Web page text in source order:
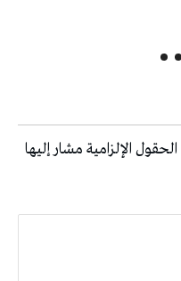
الحقول الإلزامية مشار إليها